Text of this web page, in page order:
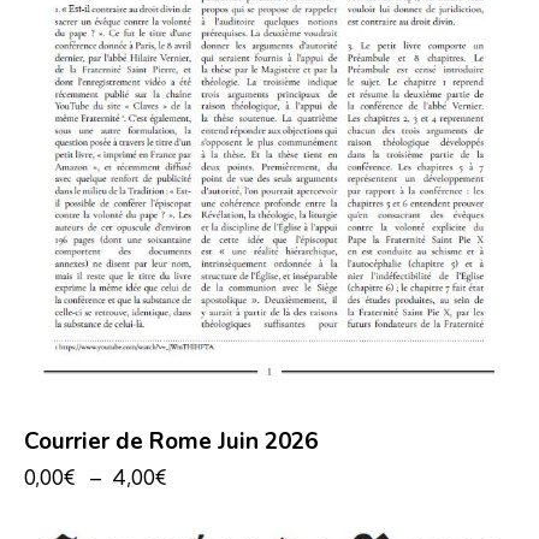
Courrier de Rome Juin 2026
0,00€ – 4,00€